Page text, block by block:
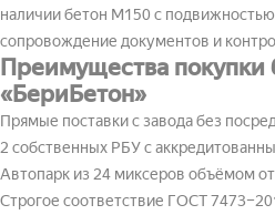
наличии бетон М150 с
сопровождение документов и
Преимущества покупки
«БериБетон»
Прямые поставки с завода без
2 собственных РБУ с
Автопарк из 24 миксеров объёмом
Строгое соответствие ГОСТ